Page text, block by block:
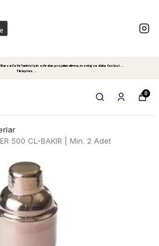
ve Cafe'leriniz için sıfırdan projelendirme, montaj ve daha fazlasi...
Tiklayiniz...
0
500 CL-BAKIR | Min. 2 Adet